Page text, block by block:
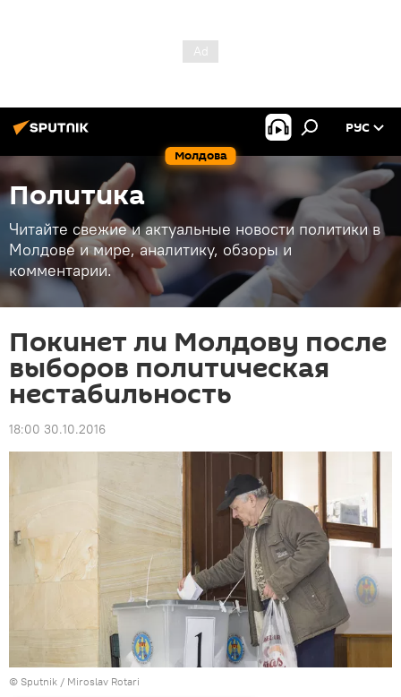
Молдова
РУС
Политика
Читайте свежие и актуальные новости политики в
Молдове и мире, аналитику, обзоры и
комментарии.
Покинет ли Молдову после
выборов политическая
нестабильность
18:00 30.10.2016
© Sputnik / Miroslav Rotari